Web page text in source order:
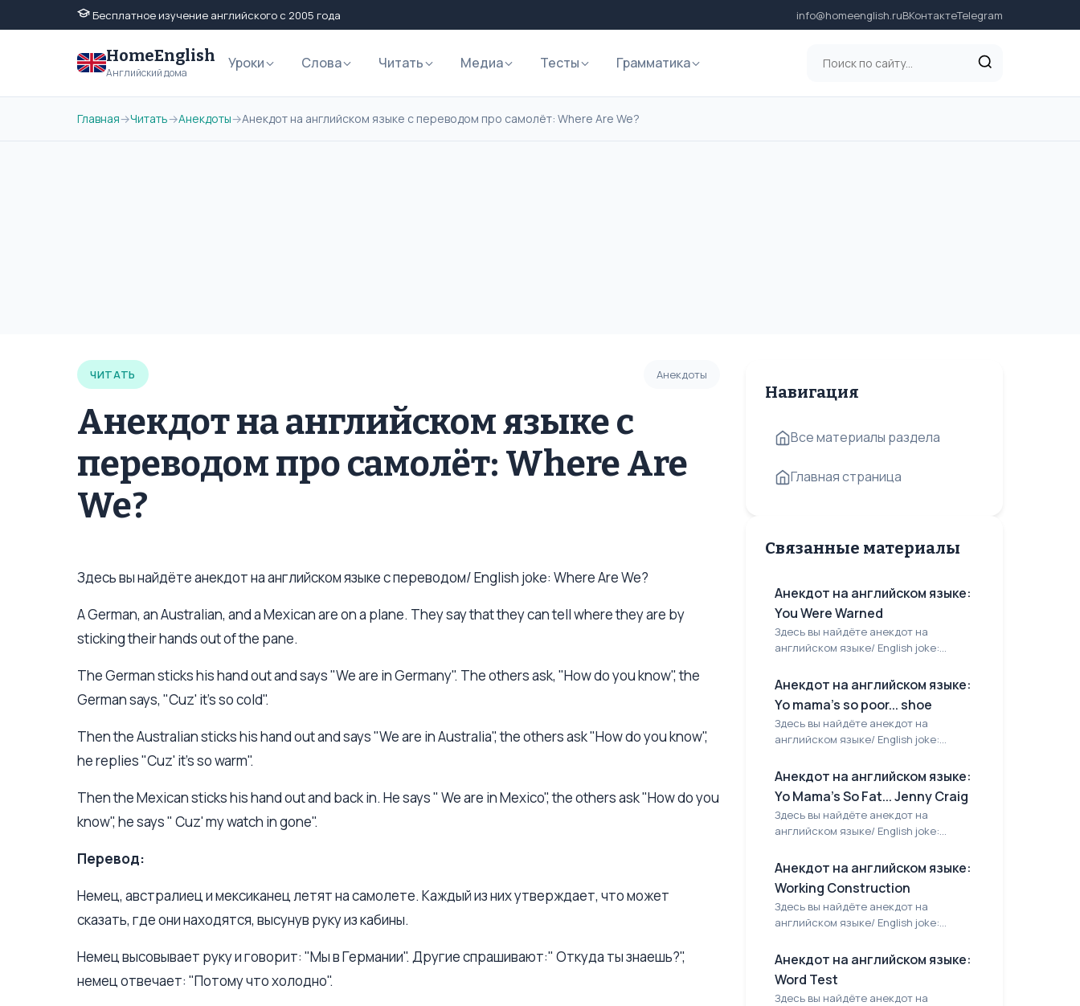
Бесплатное изучение английского с 2005 года info@homeenglish.ruВКонтактеTelegram
HomeEnglish
Английский дома
Уроки Слова Читать Медиа Тесты Грамматика
Главная→Читать→Анекдоты→Анекдот на английском языке с переводом про самолёт: Where Are We?
ЧИТАТЬ Анекдоты
Анекдот на английском языке с
переводом про самолёт: Where Are
We?
Здесь вы найдёте анекдот на английском языке с переводом/ English joke: Where Are We?
A German, an Australian, and a Mexican are on a plane. They say that they can tell where they are by
sticking their hands out of the pane.
The German sticks his hand out and says "We are in Germany". The others ask, "How do you know", the
German says, "Cuz' it's so cold".
Then the Australian sticks his hand out and says "We are in Australia", the others ask "How do you know",
he replies "Cuz' it's so warm".
Then the Mexican sticks his hand out and back in. He says " We are in Mexico", the others ask "How do you
know", he says " Cuz' my watch in gone".
Перевод:
Немец, австралиец и мексиканец летят на самолете. Каждый из них утверждает, что может
сказать, где они находятся, высунув руку из кабины.
Немец высовывает руку и говорит: "Мы в Германии". Другие спрашивают:" Откуда ты знаешь?",
немец отвечает: "Потому что холодно".
Навигация
Все материалы раздела
Главная страница
Связанные материалы
Анекдот на английском языке:
You Were Warned
Здесь вы найдёте анекдот на
английском языке/ English joke:...
Анекдот на английском языке:
Yo mama's so poor... shoe
Здесь вы найдёте анекдот на
английском языке/ English joke:...
Анекдот на английском языке:
Yo Mama's So Fat... Jenny Craig
Здесь вы найдёте анекдот на
английском языке/ English joke:...
Анекдот на английском языке:
Working Construction
Здесь вы найдёте анекдот на
английском языке/ English joke:...
Анекдот на английском языке:
Word Test
Здесь вы найдёте анекдот на